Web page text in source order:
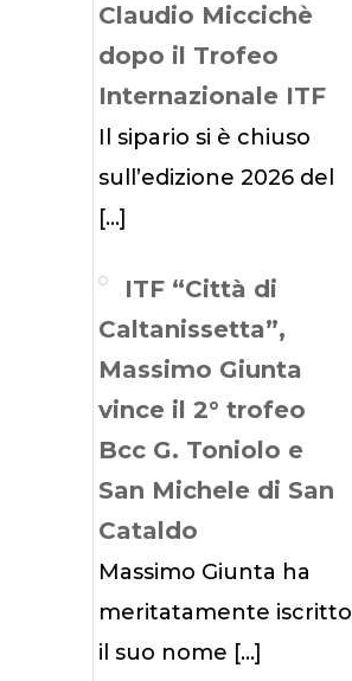
Claudio Miccichè
dopo il Trofeo
Internazionale ITF
Il sipario si è chiuso
sull’edizione 2026 del
[…]
ITF “Città di
Caltanissetta”,
Massimo Giunta
vince il 2° trofeo
Bcc G. Toniolo e
San Michele di San
Cataldo
Massimo Giunta ha
meritatamente iscritto
il suo nome […]